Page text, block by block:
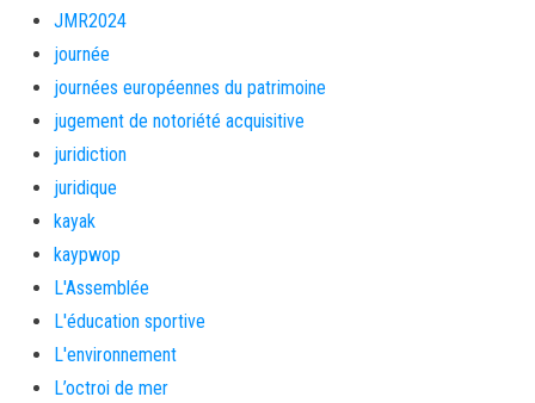
JMR2024
journée
journées européennes du patrimoine
jugement de notoriété acquisitive
juridiction
juridique
kayak
kaypwop
L'Assemblée
L'éducation sportive
L'environnement
L’octroi de mer